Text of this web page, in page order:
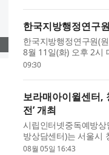
한국지방행정연구
한국지방행정연구원(
8월 11일(화) 오후 2시
다. 이번 세미나는 ‘지
09:30
보라매아이윌센터,
전’ 개최
시립인터넷중독예방
방상담센터)는 서울시
위해 ‘디지털 윤리의식
08월 05일 16:43